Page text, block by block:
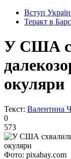
Вступ
Теракт в
У США
окуляри
Текст: Валентина
0
573
Фото: pixabay.com